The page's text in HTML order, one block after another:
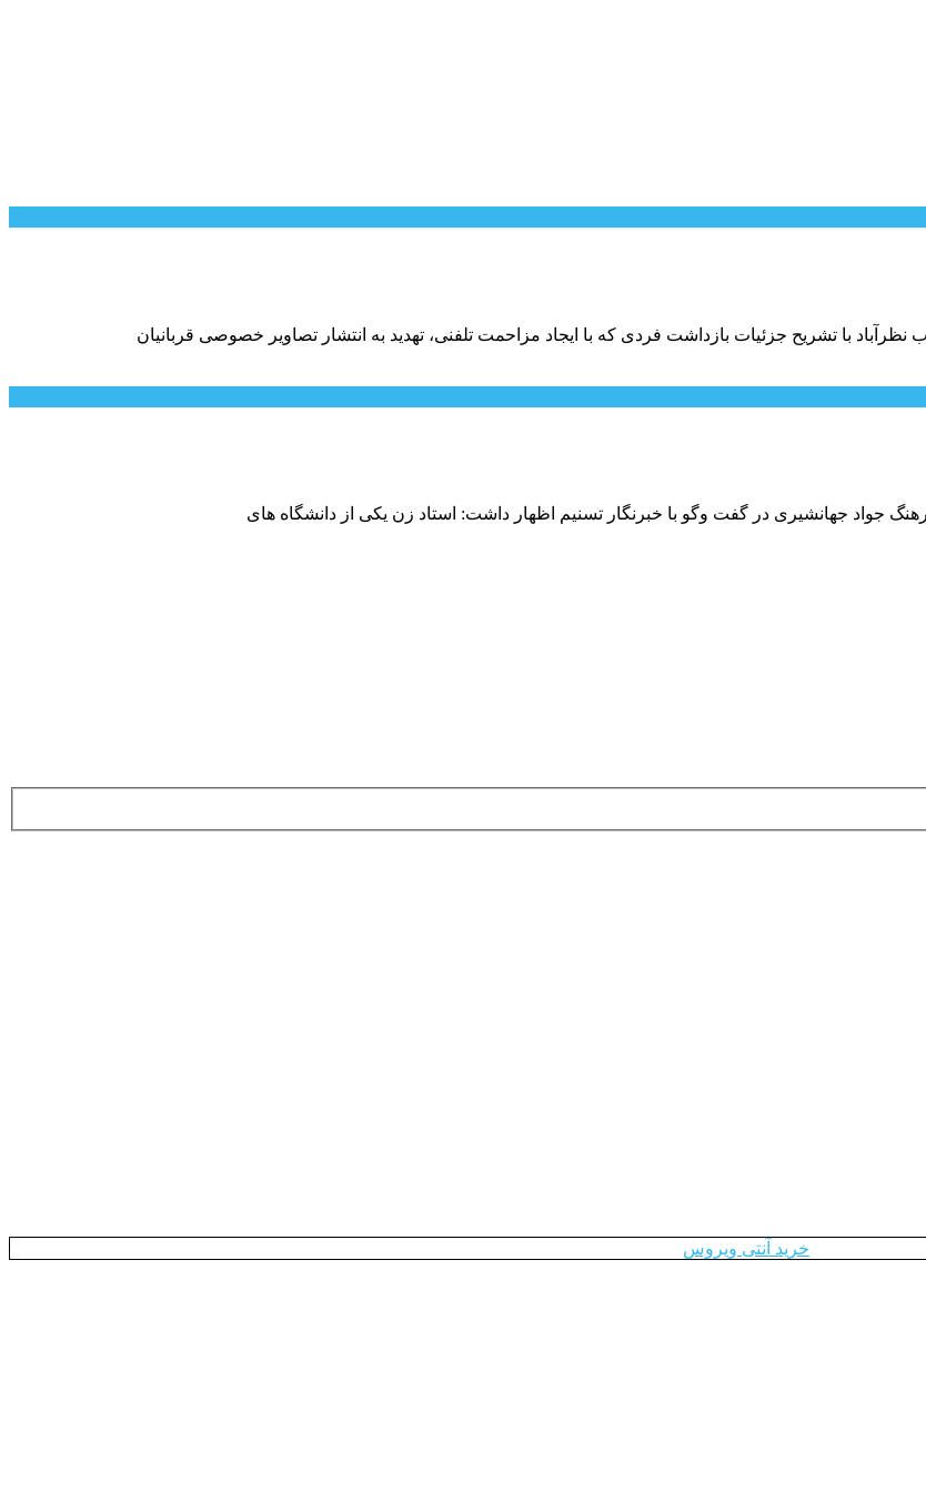
با تشریح جزئیات بازداشت فردی که با ایجاد مزاحمت تلفنی، تهدید به انتشار تصاویر خصوصی قربانیان
جواد جهانشیری در گفت وگو با خبرنگار تسنیم اظهار داشت: استاد زن یکی از دانشگاه های
خرید آنتی ویروس